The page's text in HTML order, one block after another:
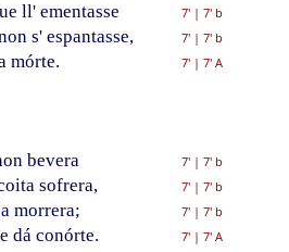
ll' ementasse 7'| 7' b
s' espantasse, 7'| 7' b
mórte. 7'| 7' A
bevera 7'| 7' b
sofrera, 7'| 7' b
morrera; 7'| 7' b
dá conórte. 7'| 7' A